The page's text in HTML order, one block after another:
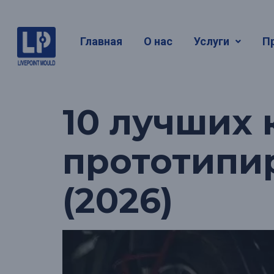
Главная О нас Услуги
Метка:
10 лучших
(2026)